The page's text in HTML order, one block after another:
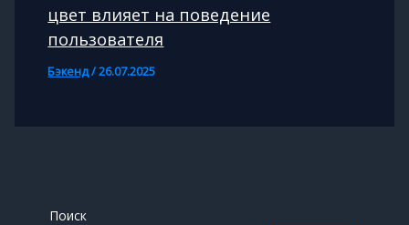
цвет влияет на поведение
пользователя
Бэкенд/26.07.2025
Поиск